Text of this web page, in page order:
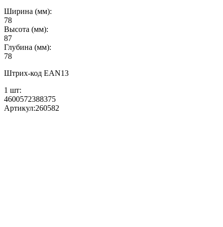
Ширина (мм):
78
Высота (мм):
87
Глубина (мм):
78
Штрих-код EAN13
1 шт:
4600572388375
Артикул:260582